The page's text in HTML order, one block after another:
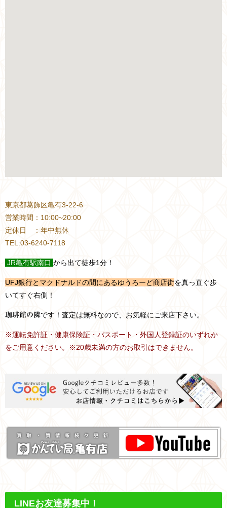
東京都葛飾区亀有3-22-6
営業時間：10:00~20:00
定休日 ：年中無休
TEL:03-6240-7118
JR亀有駅南口 から出て徒歩1分！
UFJ銀行とマクドナルドの間にあるゆうろーど商店街を真っ直ぐ歩
いてすぐ右側！
珈琲館の隣です！査定は無料なので、お気軽にご来店下さい。
※運転免許証・健康保険証・パスポート・外国人登録証のいずれか
をご用意ください。※20歳未満の方のお取引はできません。
LINEお友達募集中！